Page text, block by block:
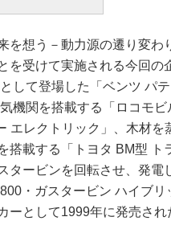
想う－動力源の遷り変わ
を受けて実施される今回の
して登場した「ベンツ パ
機関を搭載する「ロコモビ
エレクトリック」、木材を
搭載する「トヨタ BM型 ト
タービンを回転させ、発電
・ガスタービン ハイブリ
ーとして1999年に発売され